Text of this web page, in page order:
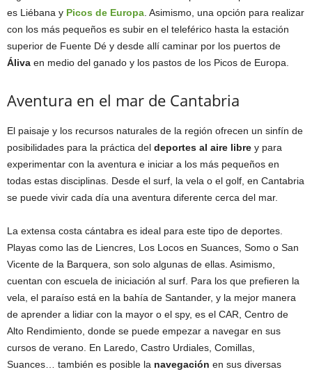
es Liébana y Picos de Europa . Asimismo, una opción para realizar
con los más pequeños es subir en el teleférico hasta la estación
superior de Fuente Dé y desde allí caminar por los puertos de
Áliva en medio del ganado y los pastos de los Picos de Europa.
Aventura en el mar de Cantabria
El paisaje y los recursos naturales de la región ofrecen un sinfín de
posibilidades para la práctica del deportes al aire libre y para
experimentar con la aventura e iniciar a los más pequeños en
todas estas disciplinas. Desde el surf, la vela o el golf, en Cantabria
se puede vivir cada día una aventura diferente cerca del mar.
La extensa costa cántabra es ideal para este tipo de deportes.
Playas como las de Liencres, Los Locos en Suances, Somo o San
Vicente de la Barquera, son solo algunas de ellas. Asimismo,
cuentan con escuela de iniciación al surf. Para los que prefieren la
vela, el paraíso está en la bahía de Santander, y la mejor manera
de aprender a lidiar con la mayor o el spy, es el CAR, Centro de
Alto Rendimiento, donde se puede empezar a navegar en sus
cursos de verano. En Laredo, Castro Urdiales, Comillas,
Suances… también es posible la navegación en sus diversas